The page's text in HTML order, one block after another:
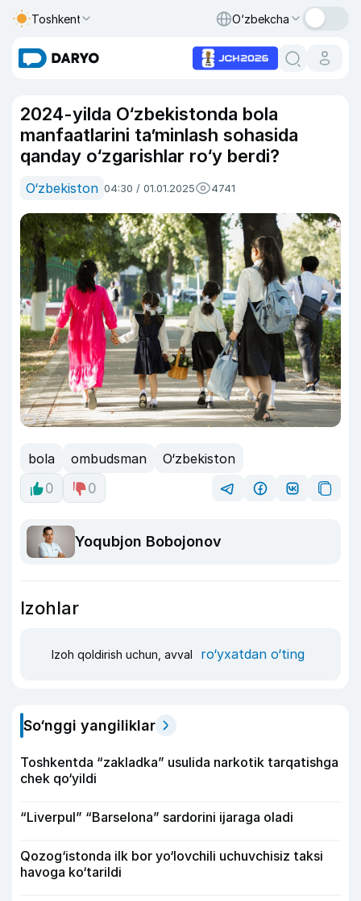
Toshkent O‘zbekcha
2024-yilda O‘zbekistonda bola
manfaatlarini ta’minlash sohasida
qanday o‘zgarishlar ro‘y berdi?
O‘zbekiston 04:30 / 01.01.2025 4741
bola ombudsman
O‘zbekiston
0
0
Yoqubjon Bobojonov
Izohlar
Izoh qoldirish uchun, avval ro‘yxatdan o‘ting
So‘nggi yangiliklar
Toshkentda “zakladka” usulida narkotik tarqatishga
chek qo‘yildi
“Liverpul” “Barselona” sardorini ijaraga oladi
Qozog‘istonda ilk bor yo‘lovchili uchuvchisiz taksi
havoga ko‘tarildi